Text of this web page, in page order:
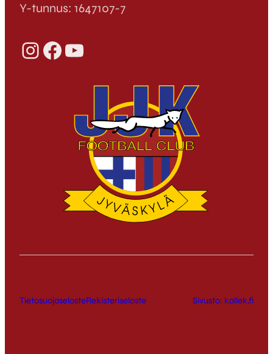
Y-tunnus: 1647107-7
InstagramFacebook YouTube
TietosuojaselosteRekisteriseloste Sivusto: kallek.fi